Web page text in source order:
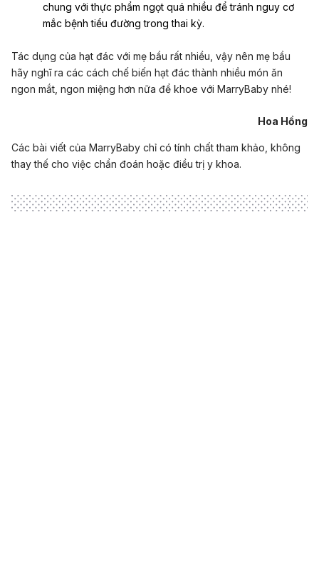
chung với thực phẩm ngọt quá nhiều để tránh nguy cơ
mắc bệnh tiểu đường trong thai kỳ.
Tác dụng của hạt đác với mẹ bầu rất nhiều, vậy nên mẹ bầu
hãy nghĩ ra các cách chế biến hạt đác thành nhiều món ăn
ngon mắt, ngon miệng hơn nữa để khoe với MarryBaby nhé!
Hoa Hồng
Các bài viết của MarryBaby chỉ có tính chất tham khảo, không
thay thế cho việc chẩn đoán hoặc điều trị y khoa.